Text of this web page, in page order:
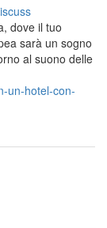
dove il tuo
sarà un sogno
al suono delle
un-hotel-con-